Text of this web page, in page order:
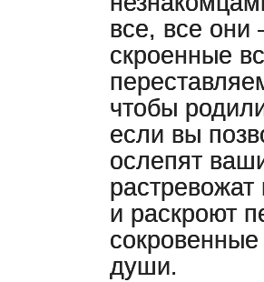
все, все они
скроенные
чтобы
если вы
ослепят
и раскроют
души.